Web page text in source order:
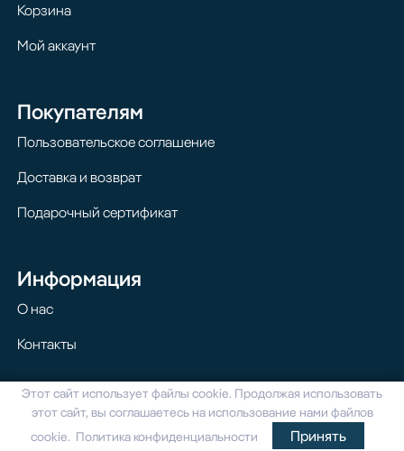
Корзина
Мой аккаунт
Покупателям
Пользовательское соглашение
Доставка и возврат
Подарочный сертификат
Информация
О нас
Контакты
© 2024 Homilton. Все права защищены
Этот сайт использует файлы cookie. Продолжая использовать
этот сайт, вы соглашаетесь на использование нами файлов
cookie. Политика конфиденциальности
Принять